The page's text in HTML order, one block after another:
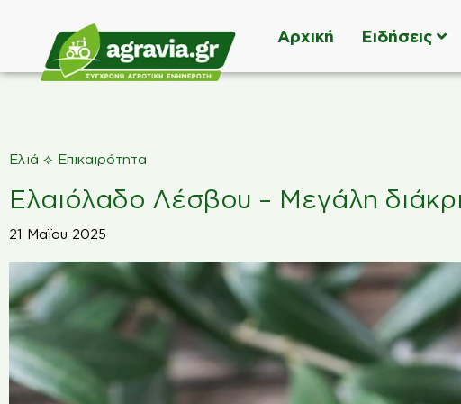
Αρχική Ειδήσεις
Ελιά ⟡ Επικαιρότητα
Ελαιόλαδο Λέσβου – Μεγάλη
21 Μαΐου 2025